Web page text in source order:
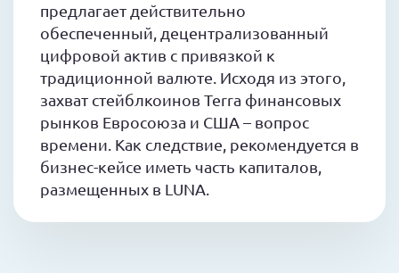
предлагает действительно
обеспеченный, децентрализованный
цифровой актив с привязкой к
традиционной валюте. Исходя из этого,
захват стейблкоинов Terra финансовых
рынков Евросоюза и США – вопрос
времени. Как следствие, рекомендуется в
бизнес-кейсе иметь часть капиталов,
размещенных в LUNA.